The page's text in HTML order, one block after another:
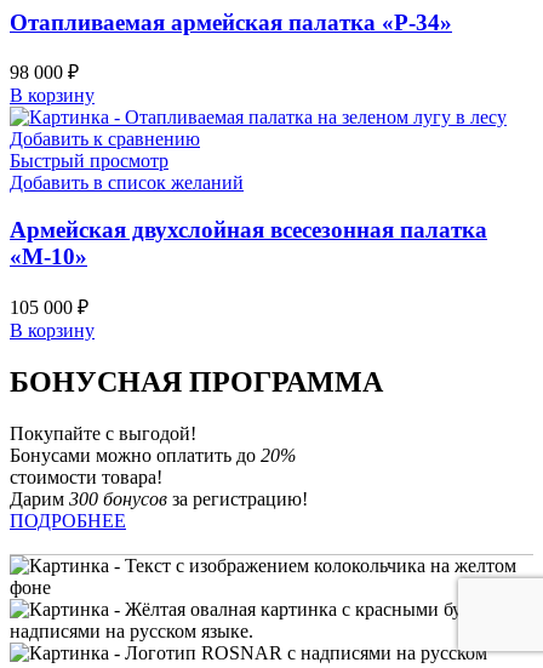
Отапливаемая армейская палатка «Р-34»
98 000 ₽
В корзину
Добавить к сравнению
Быстрый просмотр
Добавить в список желаний
Армейская двухслойная всесезонная палатка
«М-10»
105 000 ₽
В корзину
БОНУСНАЯ ПРОГРАММА
Покупайте с выгодой!
Бонусами можно оплатить до 20%
стоимости товара!
Дарим 300 бонусов за регистрацию!
ПОДРОБНЕЕ